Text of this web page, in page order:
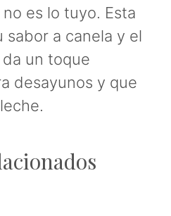
es lo tuyo. Esta
sabor a canela y el
un toque
desayunos y que